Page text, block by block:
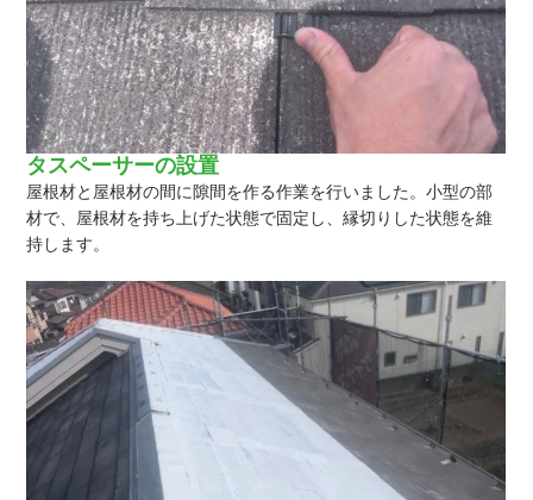
タスペーサーの設置
屋根材と屋根材の間に隙間を作る作業を行いました。小型の部
材で、屋根材を持ち上げた状態で固定し、縁切りした状態を維
持します。